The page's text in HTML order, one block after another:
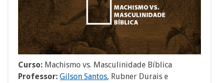
Curso: Machismo vs. Masculinidade Bíblica
Professor: Gilson Santos, Rubner Durais e